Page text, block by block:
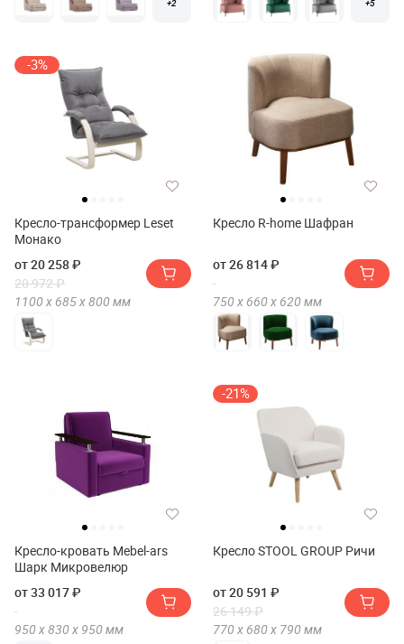
-3%
Кресло-трансформер Leset
Монако
от 20 258 ₽
20 972 ₽
1100 х 685 х800 мм
Кресло R-home Шафран
от 26 814 ₽
750 х 660 х 620 мм
Кресло-кровать Mebel-ars
Шарк Микровелюр
от 33 017 ₽
950 х830 х 950 мм
-21%
Кресло STOOL GROUP Ричи
от 20 591 ₽
26 149 ₽
770 х 680 х 790 мм